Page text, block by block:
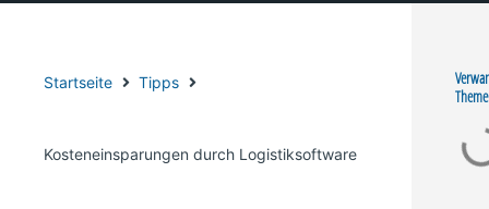
Startseite Tipps
Kosteneinsparungen durch Logistiksoftware